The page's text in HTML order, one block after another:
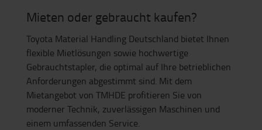
Mieten oder gebraucht kaufen?
Toyota Material Handling Deutschland bietet Ihnen
flexible Mietlösungen sowie hochwertige
Gebrauchtstapler, die optimal auf Ihre betrieblichen
Anforderungen abgestimmt sind. Mit dem
Mietangebot von TMHDE profitieren Sie von
moderner Technik, zuverlässigen Maschinen und
einem umfassenden Service.